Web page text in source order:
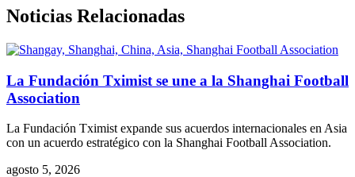
Noticias Relacionadas
La Fundación Tximist se une a la Shanghai Football
Association
La Fundación Tximist expande sus acuerdos internacionales en Asia
con un acuerdo estratégico con la Shanghai Football Association.
agosto 5, 2026